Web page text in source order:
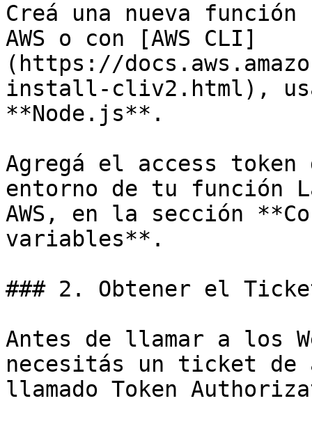
Creá una nueva función
AWS o con [AWS CLI]
(https://
install-cliv2.html),
**Node.js**.
Agregá el access token
entorno de tu función
AWS, en la sección
variables**.
### 2. Obtener el
Antes de llamar a los
necesitás un ticket de
llamado Token